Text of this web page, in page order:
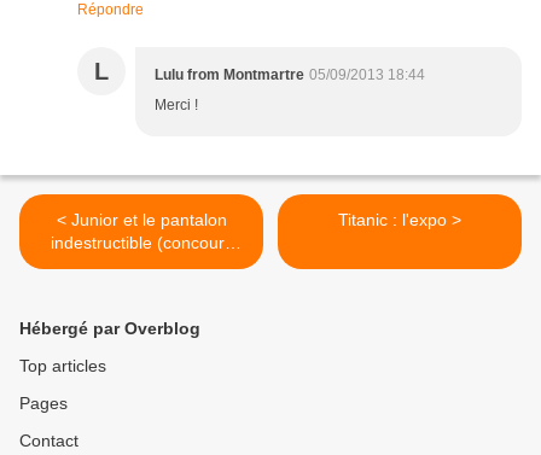
Répondre
L Lulu from Montmartre 05/09/2013 18:44
Merci !
< Junior et le pantalon
indestructible (concours
inside)
Titanic : l'expo >
Hébergé par Overblog
Top articles
Pages
Contact